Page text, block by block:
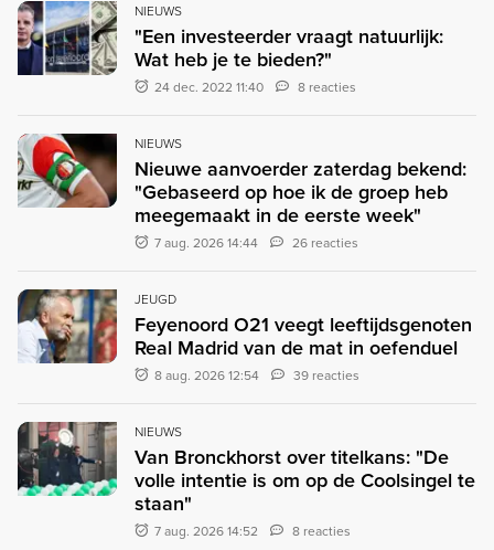
NIEUWS
"Een investeerder vraagt natuurlijk:
Wat heb je te bieden?"
24 dec. 2022 11:40 8 reacties
NIEUWS
Nieuwe aanvoerder zaterdag bekend:
"Gebaseerd op hoe ik de groep heb
meegemaakt in de eerste week"
7 aug. 2026 14:44 26 reacties
JEUGD
Feyenoord O21 veegt leeftijdsgenoten
Real Madrid van de mat in oefenduel
8 aug. 2026 12:54 39 reacties
NIEUWS
Van Bronckhorst over titelkans: "De
volle intentie is om op de Coolsingel te
staan"
7 aug. 2026 14:52 8 reacties